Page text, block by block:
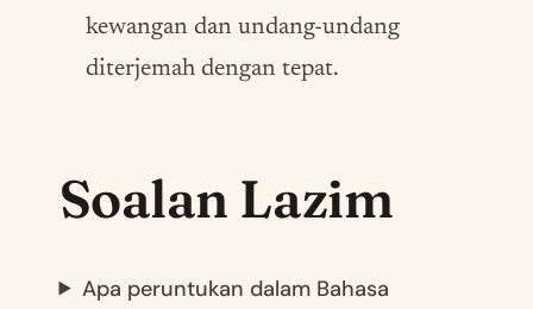
kewangan dan undang-undang
diterjemah dengan tepat.
Soalan Lazim
Apa peruntukan dalam Bahasa